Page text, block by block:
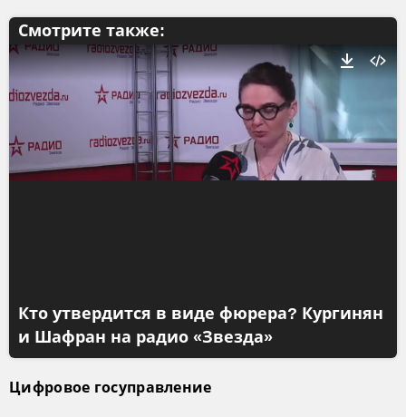
Смотрите также:
Кто утвердится в виде фюрера? Кургинян
и Шафран на радио «Звезда»
Цифровое госуправление